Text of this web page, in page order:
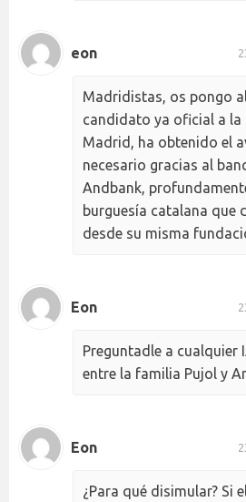
eon
Madridistas, os pongo
candidato ya oficial a la
Madrid, ha obtenido el
necesario gracias al
Andbank,
burguesía catalana que
desde su misma
Eon
Preguntadle a cualquier
entre la familia Pujol y
Eon
¿Para qué disimular? Si